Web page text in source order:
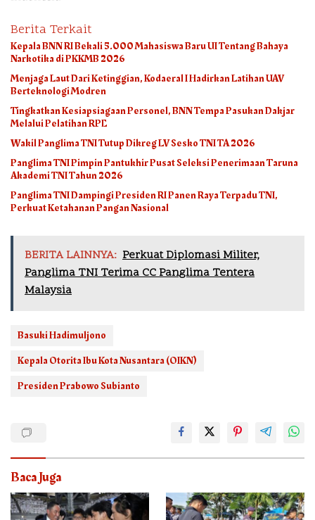
Berita Terkait
Kepala BNN RI Bekali 5.000 Mahasiswa Baru UI Tentang Bahaya
Narkotika di PKKMB 2026
Menjaga Laut Dari Ketinggian, Kodaeral I Hadirkan Latihan UAV
Berteknologi Modren
Tingkatkan Kesiapsiagaan Personel, BNN Tempa Pasukan Dakjar
Melalui Pelatihan RPE
Wakil Panglima TNI Tutup Dikreg LV Sesko TNI TA 2026
Panglima TNI Pimpin Pantukhir Pusat Seleksi Penerimaan Taruna
Akademi TNI Tahun 2026
Panglima TNI Dampingi Presiden RI Panen Raya Terpadu TNI,
Perkuat Ketahanan Pangan Nasional
BERITA LAINNYA: Perkuat Diplomasi Militer,
Panglima TNI Terima CC Panglima Tentera
Malaysia
Basuki Hadimuljono
Kepala Otorita Ibu Kota Nusantara (OIKN)
Presiden Prabowo Subianto
Baca Juga